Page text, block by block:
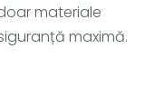
materiale
maximă.